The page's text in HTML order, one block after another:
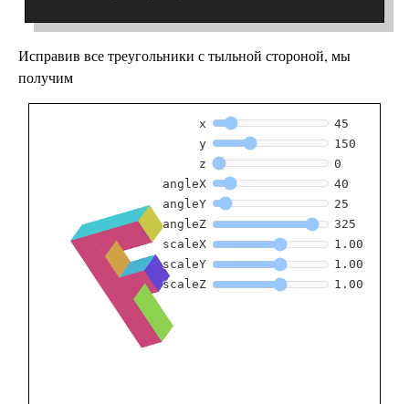
Исправив все треугольники с тыльной стороной, мы
получим